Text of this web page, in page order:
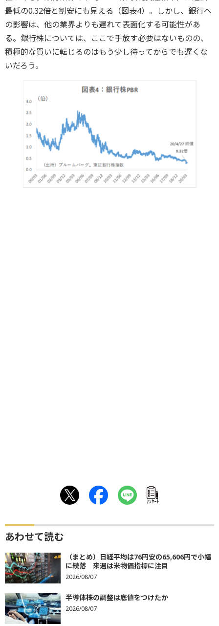
最低の0.32倍と割安にも見える（図表4）。しかし、銀行へ
の影響は、他の業界よりも遅れて表面化する可能性があ
る。銀行株については、ここで手放す必要はないものの、
積極的な買いに転じるのはもう少し待ってからでも遅くな
いだろう。
ｱﾝｹｰﾄ
あわせて読む
（まとめ）日経平均は76円安の65,606円で小幅
に続落 来週は米物価指標に注目
2026/08/07
半導体株の調整は底値をつけたか
2026/08/07